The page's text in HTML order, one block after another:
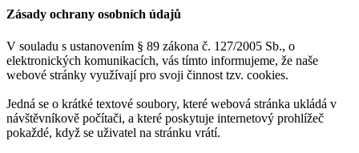
Zásady ochrany osobních údajů
V souladu s ustanovením § 89 zákona č. 127/2005 Sb., o
elektronických komunikacích, vás tímto informujeme, že naše
webové stránky využívají pro svoji činnost tzv. cookies.
Jedná se o krátké textové soubory, které webová stránka ukládá v
návštěvníkově počítači, a které poskytuje internetový prohlížeč
pokaždé, když se uživatel na stránku vrátí.